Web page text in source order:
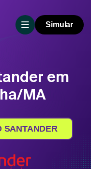
Simular
em
MA
SANTANDER